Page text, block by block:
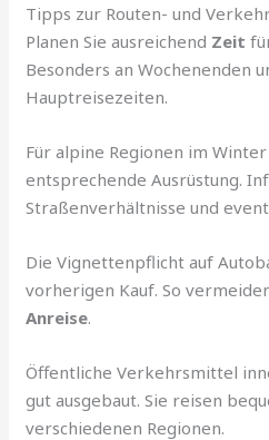
Tipps zur Routen- und
Planen Sie ausreichend Zeit
Besonders an Wochenenden
Hauptreisezeiten.
Für alpine Regionen im
entsprechende Ausrüstung.
Straßenverhältnisse und
Die Vignettenpflicht auf
vorherigen Kauf. So
Anreise.
Öffentliche Verkehrsmittel
gut ausgebaut. Sie reisen
verschiedenen Regionen.